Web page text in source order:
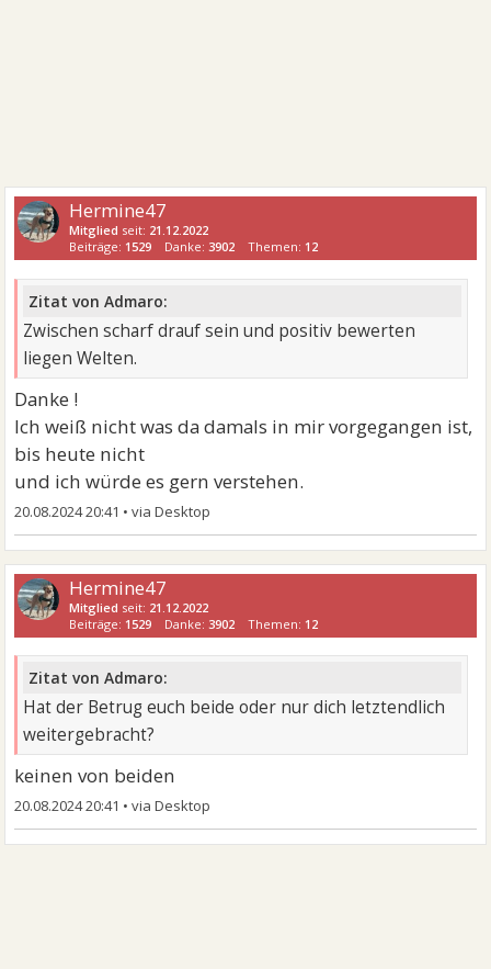
Hermine47
Mitglied seit: 21.12.2022
Beiträge: 1529 Danke: 3902 Themen: 12
Zitat von Admaro:
Zwischen scharf drauf sein und positiv bewerten
liegen Welten.
Danke !
Ich weiß nicht was da damals in mir vorgegangen ist,
bis heute nicht
und ich würde es gern verstehen.
20.08.2024 20:41 •
Hermine47
Mitglied seit: 21.12.2022
Beiträge: 1529 Danke: 3902 Themen: 12
Zitat von Admaro:
Hat der Betrug euch beide oder nur dich letztendlich
weitergebracht?
keinen von beiden
20.08.2024 20:41 •